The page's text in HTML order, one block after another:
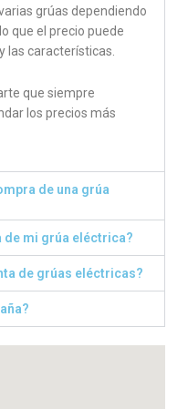
grúas dependiendo
que el precio puede
las características.
que siempre
los precios más
de una grúa
de mi grúa eléctrica?
de grúas eléctricas?